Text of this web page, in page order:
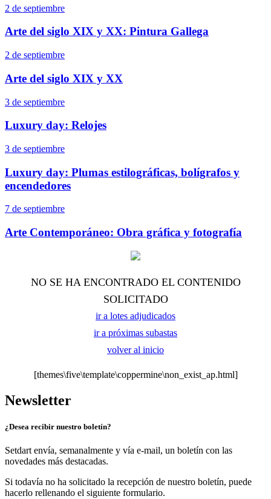
2 de septiembre
Arte del siglo XIX y XX: Pintura Gallega
2 de septiembre
Arte del siglo XIX y XX
3 de septiembre
Luxury day: Relojes
3 de septiembre
Luxury day: Plumas estilográficas, bolígrafos y
encendedores
7 de septiembre
Arte Contemporáneo: Obra gráfica y fotografía
NO SE HA ENCONTRADO EL CONTENIDO
SOLICITADO
ir a lotes adjudicados
ir a próximas subastas
volver al inicio
[themes\five\template\coppermine\non_exist_ap.html]
Newsletter
¿Desea recibir nuestro boletín?
Setdart envía, semanalmente y vía e-mail, un boletín con las
novedades más destacadas.
Si todavía no ha solicitado la recepción de nuestro boletín, puede
hacerlo rellenando el siguiente formulario.